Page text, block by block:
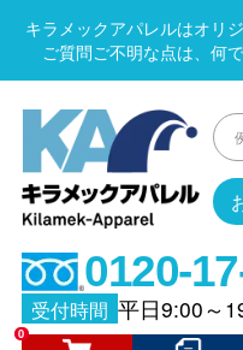
キラメックアパレルはオリ
ご質問ご不明な点は、何
0120-
受付時間 平日9:00～
0